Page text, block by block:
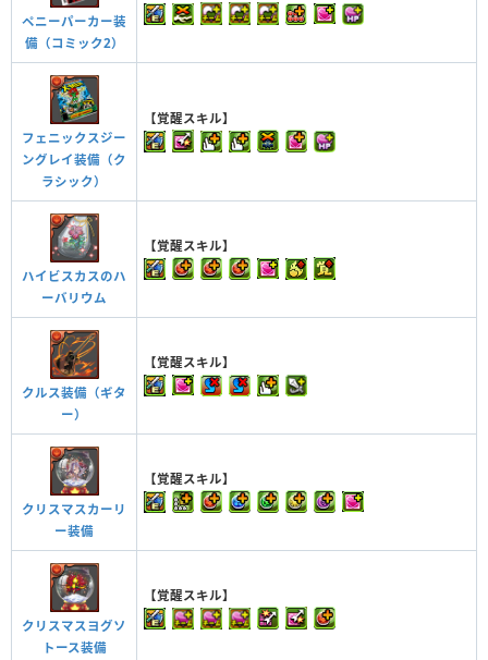
ペニーパーカー装
備（コミック2）
フェニックスジー
ングレイ装備（ク
ラシック）
【覚醒スキル】
ハイビスカスのハ
ーバリウム
【覚醒スキル】
クルス装備（ギタ
ー）
【覚醒スキル】
クリスマスカーリ
ー装備
【覚醒スキル】
クリスマスヨグソ
トース装備
【覚醒スキル】